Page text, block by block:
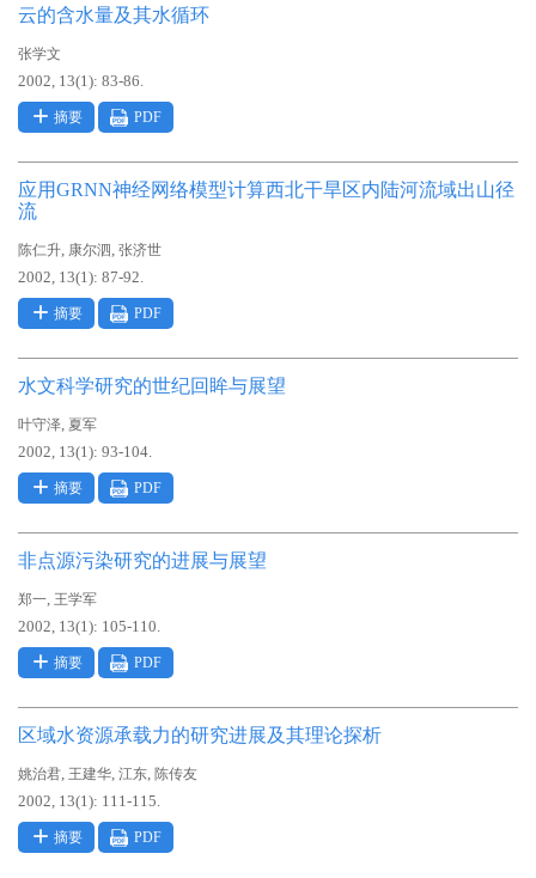
云的含水量及其水循环
张学文
2002, 13(1): 83-86.
摘要 PDF
应用GRNN神经网络模型计算西北干旱区内陆河流域出山径
流
陈仁升, 康尔泗 , 张济世
2002, 13(1): 87-92.
摘要 PDF
水文科学研究的世纪回眸与展望
叶守泽, 夏军
2002, 13(1): 93-104.
摘要 PDF
非点源污染研究的进展与展望
郑一, 王学军
2002, 13(1): 105-110.
摘要 PDF
区域水资源承载力的研究进展及其理论探析
姚治君, 王建华, 江东, 陈传友
2002, 13(1): 111-115.
摘要 PDF